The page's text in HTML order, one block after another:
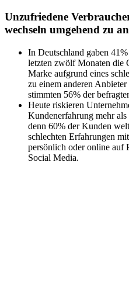
Unzufriedene
wechseln umgehend zu
In Deutschland gaben
letzten zwölf Monaten die
Marke aufgrund eines
zu einem anderen
stimmten 56% der
Heute riskieren
Kundenerfahrung mehr
denn 60% der Kunden
schlechten Erfahrungen
persönlich oder online auf
Social Media.